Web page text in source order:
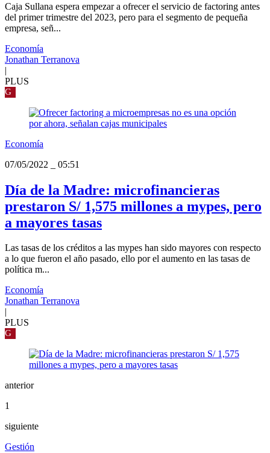
Caja Sullana espera empezar a ofrecer el servicio de factoring antes
del primer trimestre del 2023, pero para el segmento de pequeña
empresa, señ...
Economía
Jonathan Terranova
|
PLUS
G
Economía
07/05/2022
05:51
Día de la Madre: microfinancieras
prestaron S/ 1,575 millones a mypes, pero
a mayores tasas
Las tasas de los créditos a las mypes han sido mayores con respecto
a lo que fueron el año pasado, ello por el aumento en las tasas de
política m...
Economía
Jonathan Terranova
PLUS
G
anterior
1
siguiente
Gestión